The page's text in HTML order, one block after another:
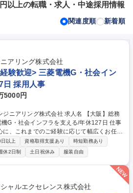
以上の転職・求人・中途採用情報
関連度順 新着順
アリング株式会社
験歓迎> 三菱電機G・社会イン
日 採用人事
5000円
株式会社 求人名 【大阪】総務
・社会インフラを支える/年休127日 仕事
に、これまでのご経験に応じて幅広くお任せ
用 など ※基本的には事務所勤務ですが、
、関西圏以外への日帰り・宿泊を伴う国内
を持ちつつ、お互いに助け合いながら、総
体制です。 募集職種 【大阪】
電機G・社会インフラを支える/年休127日
以上 資格取得支援あり
時短勤務あり
休2日制 土日祝休み 服装自由
ャルエクセレンス株式会社